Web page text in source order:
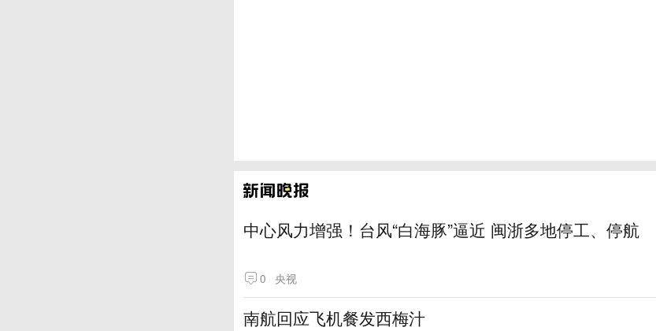
中心风力增强！台风“白海豚”逼近 闽浙多地停工、停航
0 央视
南航回应飞机餐发西梅汁